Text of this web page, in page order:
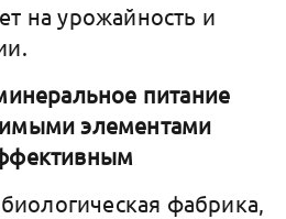
на урожайность и
питание
элементами
фабрика,